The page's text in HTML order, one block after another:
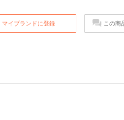
マイブランドに登録 この商